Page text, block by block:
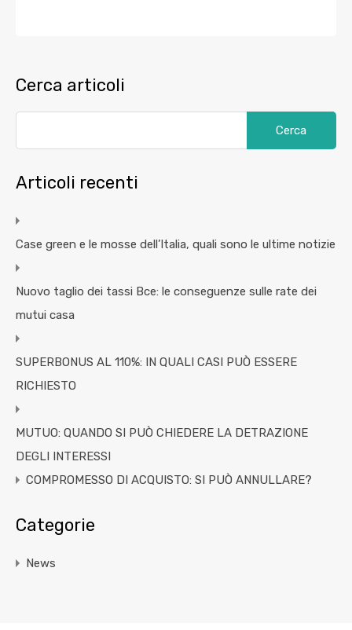
Cerca articoli
Articoli recenti
Case green e le mosse dell’Italia, quali sono le ultime notizie
Nuovo taglio dei tassi Bce: le conseguenze sulle rate dei
mutui casa
SUPERBONUS AL 110%: IN QUALI CASI PUÒ ESSERE
RICHIESTO
MUTUO: QUANDO SI PUÒ CHIEDERE LA DETRAZIONE
DEGLI INTERESSI
COMPROMESSO DI ACQUISTO: SI PUÒ ANNULLARE?
Categorie
News